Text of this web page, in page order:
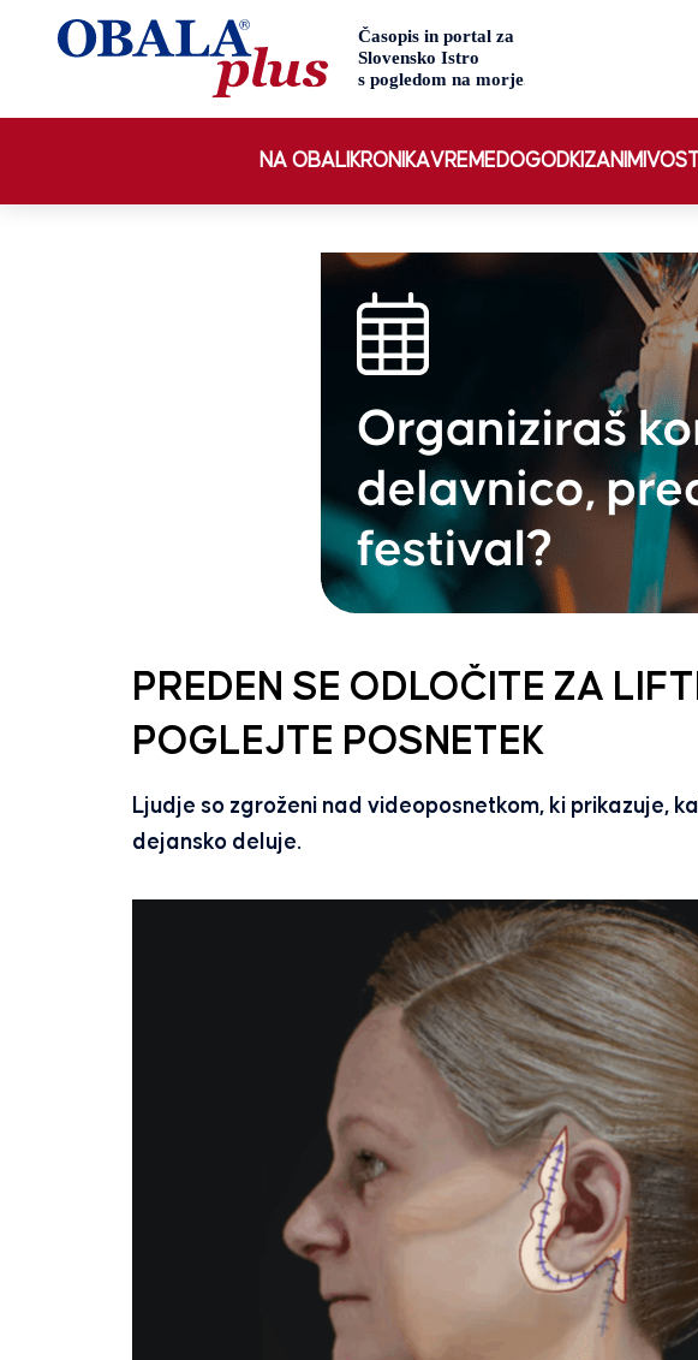
NA OBALI KRONIKAVREMEDOGODKI
PREDEN SE ODLOČITE ZA
POGLEJTE POSNETEK
Ljudje so zgroženi nad videoposnetkom, ki prikazuje,
dejansko deluje.